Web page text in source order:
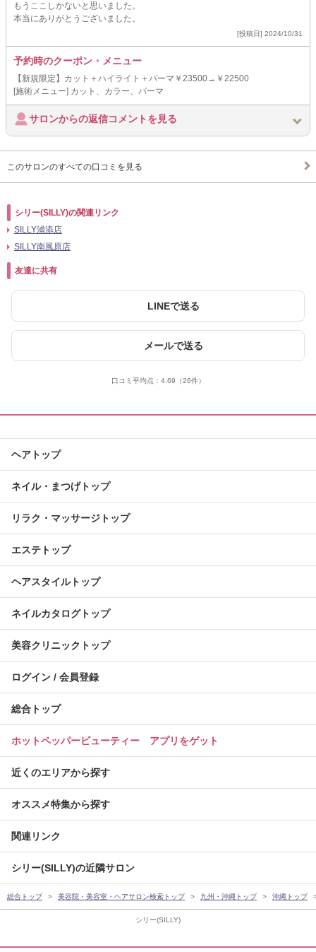
シリー(SILLY)
もうここしかないと思いました。
本当にありがとうございました。
[投稿日] 2024/10/31
予約時のクーポン・メニュー
【新規限定】カット＋ハイライト＋パーマ￥23500→￥22500
[施術メニュー] カット、カラー、パーマ
サロンからの返信コメントを見る
このサロンのすべての口コミを見る
シリー(SILLY)の関連リンク
SILLY浦添店
SILLY南風原店
友達に共有
LINEで送る
メールで送る
口コミ平均点： 4.69 （26件）
ヘアトップ
ネイル・まつげトップ
リラク・マッサージトップ
エステトップ
ヘアスタイルトップ
ネイルカタログトップ
美容クリニックトップ
ログイン / 会員登録
総合トップ
ホットペッパービューティー アプリをゲット
近くのエリアから探す
オススメ特集から探す
関連リンク
シリー(SILLY)の近隣サロン
総合トップ 美容院・美容室・ヘアサロン検索トップ 九州・沖縄トップ 沖縄トップ